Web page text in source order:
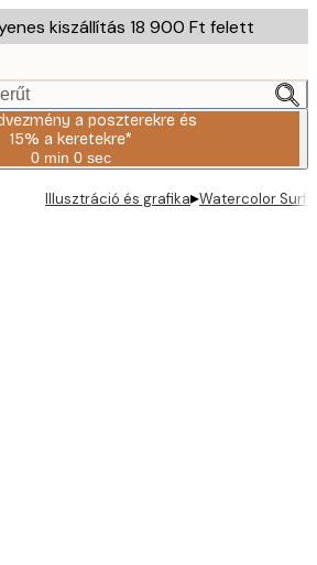
kiszállítás 18 900 Ft felett
a poszterekre és
15% a keretekre*
0 min 0 sec
Érvényes:
08-
Illusztráció és grafika▸Watercolor